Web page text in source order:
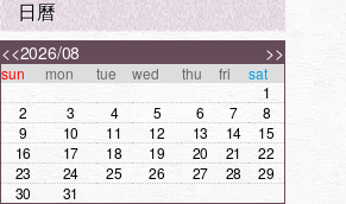
日曆
<< >>
2026/08
sun mon tue wed thu fri
sat
1
2
3 4 5 6 7
8
9
10 11 12 13 14
15
16
17 18 19 20 21
22
23
24 25 26 27 28
29
30
31